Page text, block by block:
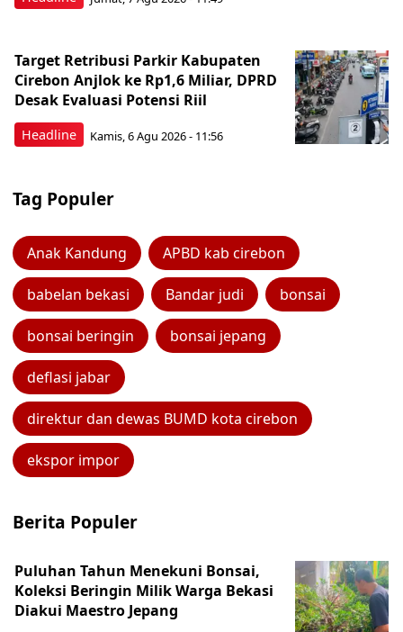
Headline
Target Retribusi Parkir Kabupaten
Cirebon Anjlok ke Rp1,6 Miliar, DPRD
Desak Evaluasi Potensi Riil
Kamis, 6 Agu 2026 - 11:56
Tag Populer
Anak Kandung APBD kab cirebon
babelan bekasi Bandar judi bonsai
bonsai beringin bonsai jepang
deflasi jabar
direktur dan dewas BUMD kota cirebon
ekspor impor
Berita Populer
Puluhan Tahun Menekuni Bonsai,
Koleksi Beringin Milik Warga Bekasi
Diakui Maestro Jepang